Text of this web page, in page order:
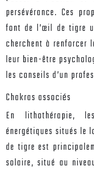
persévérance. Ces
font de l’œil de tigre
cherchent à renforcer
leur bien-être
les conseils d’un
Chakras associés
En lithothérapie,
énergétiques situés le
de tigre est
solaire, situé au